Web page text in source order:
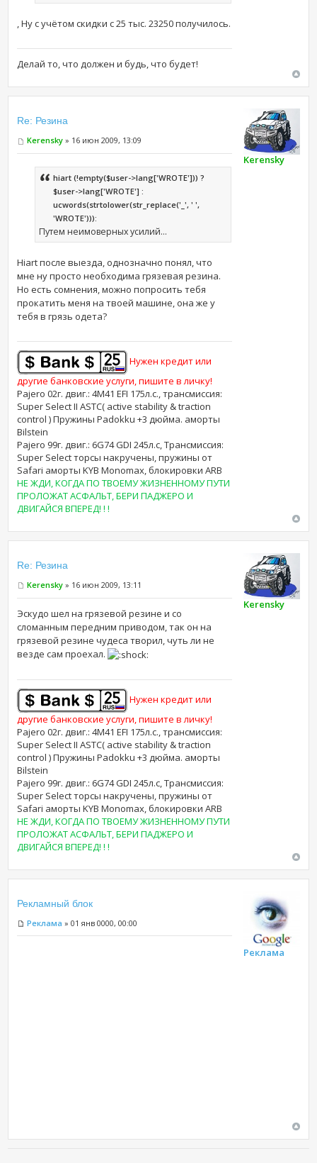
, Ну с учётом скидки с 25 тыс. 23250 получилось.
Делай то, что должен и будь, что будет!
Re: Резина
Kerensky » 16 июн 2009, 13:09
hiart (!empty($user->lang['WROTE'])) ?
$user->lang['WROTE'] :
ucwords(strtolower(str_replace('_', ' ',
'WROTE'))):
Путем неимоверных усилий...
Hiart после выезда, однозначно понял, что
мне ну просто необходима грязевая резина.
Но есть сомнения, можно попросить тебя
прокатить меня на твоей машине, она же у
тебя в грязь одета?
Нужен кредит или
другие банковские услуги, пишите в личку!
Pajero 02г. двиг.: 4M41 EFI 175л.с., трансмиссия:
Super Select II ASTC( active stability & traction
control ) Пружины Padokku +3 дюйма. аморты
Bilstein
Pajero 99г. двиг.: 6G74 GDI 245л.с, Трансмиссия:
Super Select торсы накручены, пружины от
Safari аморты KYB Monomax, блокировки ARB
НЕ ЖДИ, КОГДА ПО ТВОЕМУ ЖИЗНЕННОМУ ПУТИ
ПРОЛОЖАТ АСФАЛЬТ, БЕРИ ПАДЖЕРО И
ДВИГАЙСЯ ВПЕРЕД! ! !
Kerensky
Re: Резина
Kerensky » 16 июн 2009, 13:11
Эскудо шел на грязевой резине и со
сломанным передним приводом, так он на
грязевой резине чудеса творил, чуть ли не
везде сам проехал.
Нужен кредит или
другие банковские услуги, пишите в личку!
Pajero 02г. двиг.: 4M41 EFI 175л.с., трансмиссия:
Super Select II ASTC( active stability & traction
control ) Пружины Padokku +3 дюйма. аморты
Bilstein
Pajero 99г. двиг.: 6G74 GDI 245л.с, Трансмиссия:
Super Select торсы накручены, пружины от
Safari аморты KYB Monomax, блокировки ARB
НЕ ЖДИ, КОГДА ПО ТВОЕМУ ЖИЗНЕННОМУ ПУТИ
ПРОЛОЖАТ АСФАЛЬТ, БЕРИ ПАДЖЕРО И
ДВИГАЙСЯ ВПЕРЕД! ! !
Kerensky
Рекламный блок
Реклама » 01 янв 0000, 00:00
Реклама